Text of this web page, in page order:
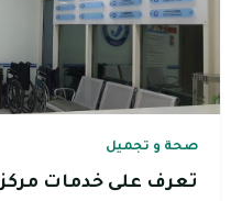
صحة و تجميل
تعرف على خدمات مركز